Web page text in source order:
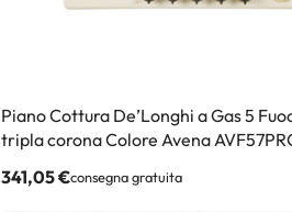
Piano Cottura De’Longhi a Gas 5
tripla corona Colore Avena
341,05€consegna gratuita